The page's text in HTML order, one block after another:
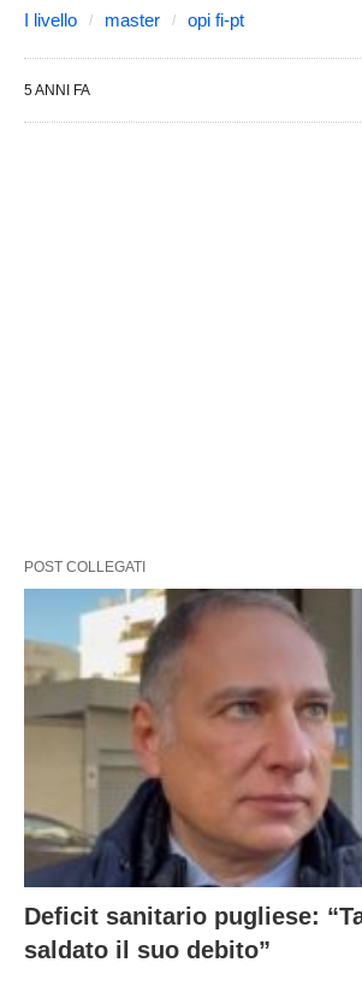
I livello master opi fi-pt
5 ANNI FA
POST COLLEGATI
Deficit sanitario pugliese:
saldato il suo debito”